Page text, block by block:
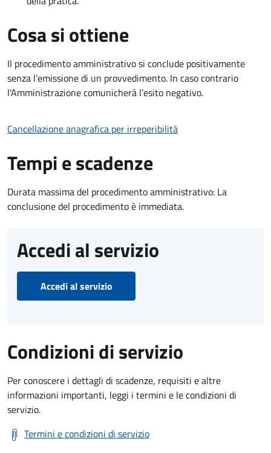
Cosa si ottiene
Il procedimento amministrativo si conclude positivamente
senza l’emissione di un provvedimento. In caso contrario
l’Amministrazione comunicherà l’esito negativo.
Cancellazione anagrafica per irreperibilità
Tempi e scadenze
Durata massima del procedimento amministrativo: La
conclusione del procedimento è immediata.
Accedi al servizio
Accedi al servizio
Condizioni di servizio
Per conoscere i dettagli di scadenze, requisiti e altre
informazioni importanti, leggi i termini e le condizioni di
servizio.
Termini e condizioni di servizio